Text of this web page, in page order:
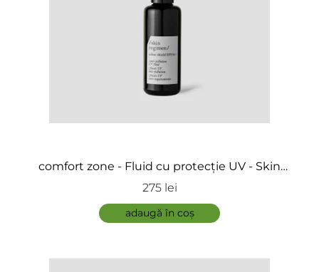
ÎNCARCA IMAGINI
comfort zone - Fluid cu protecție UV - Skin
Regimen Urban Shield SPF 30
275 lei
adaugă în coș